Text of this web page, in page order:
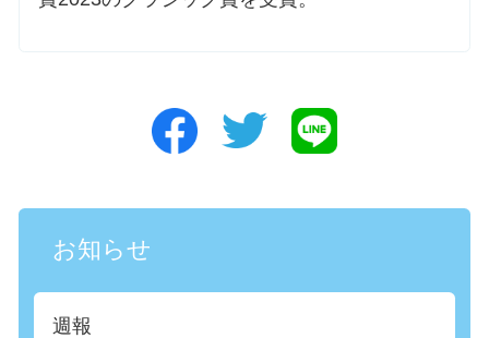
お知らせ
週報